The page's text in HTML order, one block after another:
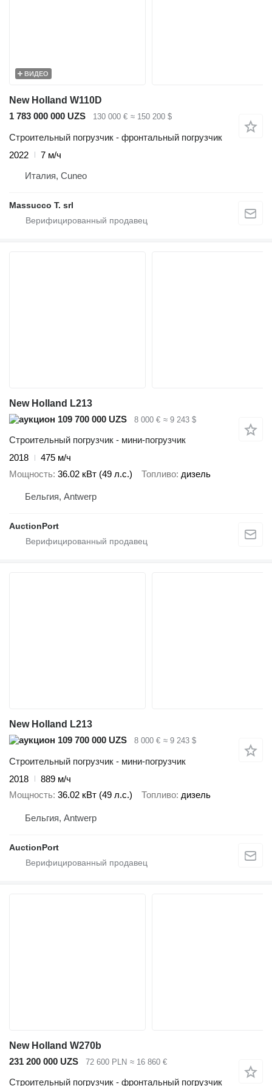
ВИДЕО
New Holland W110D
1 783 000 000 UZS
130 000 € ≈ 150 200 $
Строительный погрузчик - фронтальный погрузчик
2022
7 м/ч
Италия, Cuneo
Massucco T. srl
New Holland L213
109 700 000 UZS
8 000 € ≈ 9 243 $
Строительный погрузчик - мини-погрузчик
2018
475 м/ч
Мощность 36.02 кВт (49 л.с.) Топливо дизель
Бельгия, Antwerp
AuctionPort
New Holland L213
109 700 000 UZS
8 000 € ≈ 9 243 $
Строительный погрузчик - мини-погрузчик
2018
889 м/ч
Мощность 36.02 кВт (49 л.с.) Топливо дизель
Бельгия, Antwerp
AuctionPort
New Holland W270b
231 200 000 UZS
72 600 PLN ≈ 16 860 €
Строительный погрузчик - фронтальный погрузчик